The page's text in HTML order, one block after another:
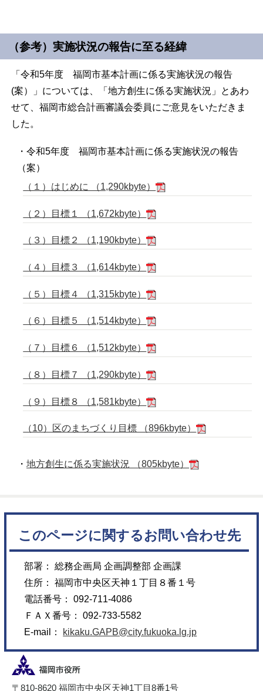
（参考）実施状況の報告に至る経緯
「令和5年度 福岡市基本計画に係る実施状況の報告
(案）」については、「地方創生に係る実施状況」とあわ
せて、福岡市総合計画審議会委員にご意見をいただきま
した。
・令和5年度 福岡市基本計画に係る実施状況の報告
（案）
（１）はじめに （1,290kbyte）
（２）目標１ （1,672kbyte）
（３）目標２ （1,190kbyte）
（４）目標３ （1,614kbyte）
（５）目標４ （1,315kbyte）
（６）目標５ （1,514kbyte）
（７）目標６ （1,512kbyte）
（８）目標７ （1,290kbyte）
（９）目標８ （1,581kbyte）
（10）区のまちづくり目標 （896kbyte）
・地方創生に係る実施状況 （805kbyte）
このページに関するお問い合わせ先
部署： 総務企画局 企画調整部 企画課
住所： 福岡市中央区天神１丁目８番１号
電話番号： 092-711-4086
ＦＡＸ番号： 092-733-5582
E-mail：
kikaku.GAPB@city.fukuoka.lg.jp
〒810-8620 福岡市中央区天神1丁目8番1号